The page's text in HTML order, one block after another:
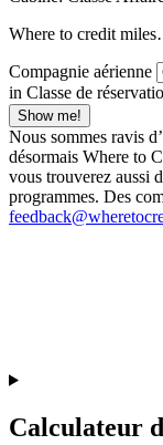
Where to credit
Compagnie aérienne
in Classe de
Show me!
Nous sommes ravis
désormais Where to
vous trouverez aussi
programmes. Des
Calculateur